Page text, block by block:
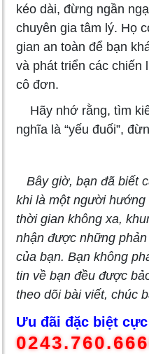
kéo dài, đừng ngần
chuyên gia tâm lý. Họ
gian an toàn để bạn
và phát triển các
cô đơn.
Hãy nhớ rằng, tìm
nghĩa là “yếu đuối”,
Bây giờ, bạn đã biết
khi là một người
thời gian không xa,
nhận được những
của bạn. Bạn không
tin về bạn đều được
theo dõi bài viết, chúc
Ưu đãi đặc biệt